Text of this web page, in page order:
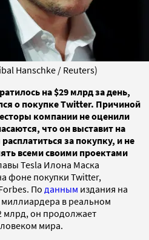
Hanschke / Reuters)
на $29 млрд за день,
о покупке Twitter. Причиной
компании не оценили
что он выставит на
за покупку, и не
всеми своими проектами
Tesla Илона Маска
фоне покупки Twitter,
По данным издания на
миллиардера в реальном
млрд, он продолжает
мира.